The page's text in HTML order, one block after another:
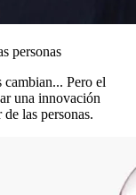
personas
Pero el
una innovación
las personas.